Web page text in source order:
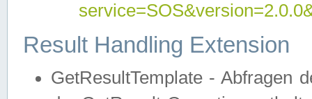
Result Handling Extension
GetResultTemplate - Abfragen